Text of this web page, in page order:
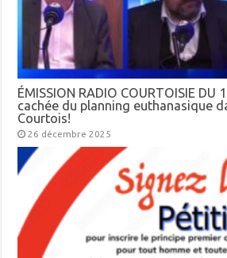
ÉMISSION RADIO COURTOISIE
cachée du planning euthanasique
Courtois!
26 décembre 2025